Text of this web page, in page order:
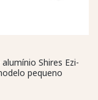
Shires Ezi-
pequeno